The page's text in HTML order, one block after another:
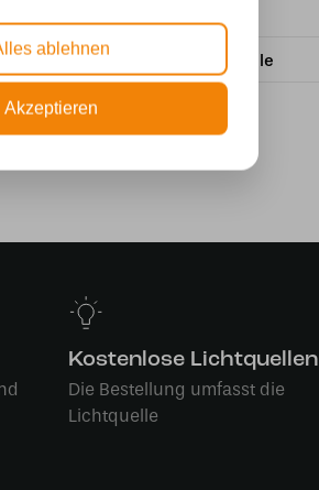
Lichtquelle
Kostenlose Lichtquellen
Die Bestellung umfasst die
Lichtquelle
ablehnen
Akzeptieren